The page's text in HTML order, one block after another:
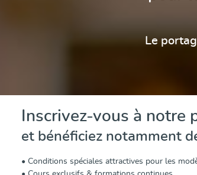
Le
Inscrivez-vous à notre
et bénéficiez notamment
• Conditions spéciales attractives pour les